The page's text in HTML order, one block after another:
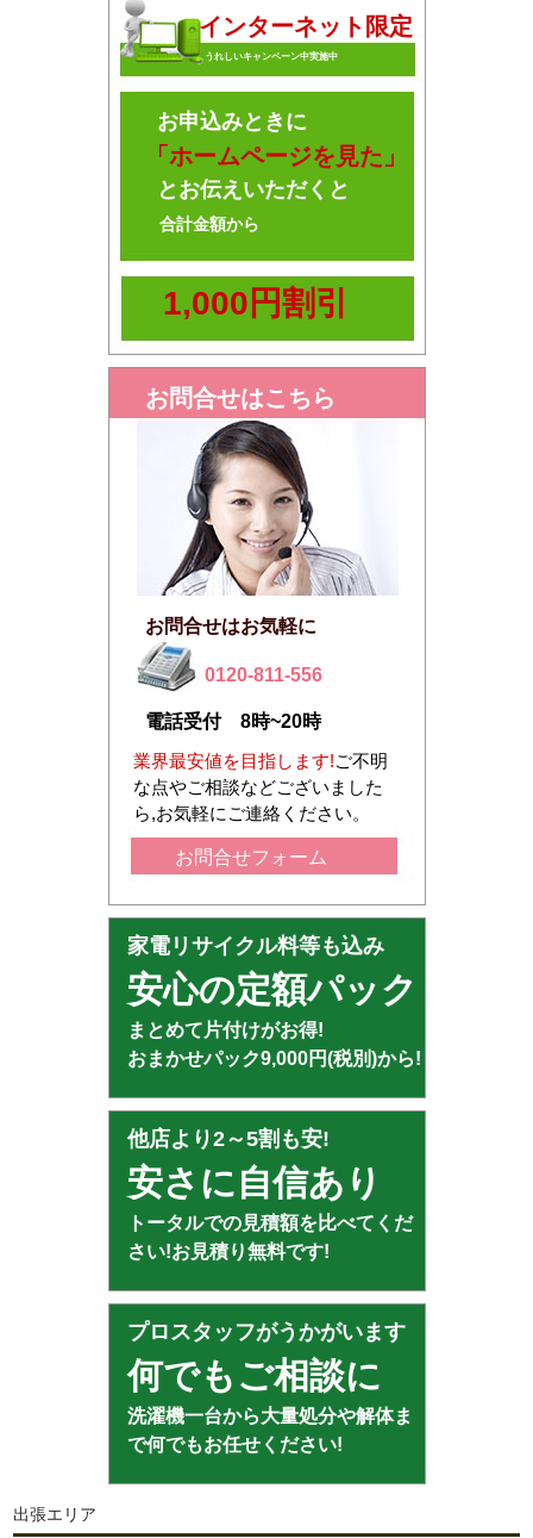
インターネット限定
うれしいキャンペーン中実施中
お申込みときに
「ホームページを見た」
とお伝えいただくと
合計金額から
1,000円割引
お問合せはこちら
お問合せはお気軽に
0120-811-556
電話受付 8時~20時
業界最安値を目指します!ご不明
な点やご相談などございました
ら,お気軽にご連絡ください。
お問合せフォーム
家電リサイクル料等も込み
安心の定額パック
まとめて片付けがお得!
おまかせパック9,000円(税別)から!
他店より2～5割も安!
安さに自信あり
トータルでの見積額を比べてくだ
さい!お見積り無料です!
プロスタッフがうかがいます
何でもご相談に
洗濯機一台から大量処分や解体ま
で何でもお任せください!
出張エリア